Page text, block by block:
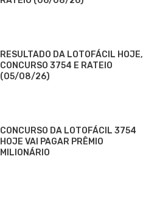
RESULTADO DA LOTOFÁCIL HOJE,
CONCURSO 3754 E RATEIO
(05/08/26)
CONCURSO DA LOTOFÁCIL 3754
HOJE VAI PAGAR PRÊMIO
MILIONÁRIO